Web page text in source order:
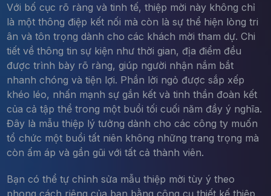
Với bố cục rõ ràng và tinh tế, thiệp mời này không chỉ
là một thông điệp kết nối mà còn là sự thể hiện lòng tri
ân và tôn trọng dành cho các khách mời tham dự. Chi
tiết về thông tin sự kiện như thời gian, địa điểm đều
được trình bày rõ ràng, giúp người nhận nắm bắt
nhanh chóng và tiện lợi. Phần lời ngỏ được sắp xếp
khéo léo, nhấn mạnh sự gắn kết và tinh thần đoàn kết
của cả tập thể trong một buổi tối cuối năm đầy ý nghĩa.
Đây là mẫu thiệp lý tưởng dành cho các công ty muốn
tổ chức một buổi tất niên không những trang trọng mà
còn ấm áp và gần gũi với tất cả thành viên.
Bạn có thể tự chỉnh sửa mẫu thiệp mời tùy ý theo